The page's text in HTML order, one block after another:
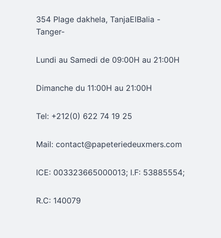
354 Plage dakhela, TanjaElBalia -
Tanger-
Lundi au Samedi de 09:00H au 21:00H
Dimanche du 11:00H au 21:00H
Tel: +212(0) 622 74 19 25
Mail: contact@papeteriedeuxmers.com
ICE: 003323665000013; I.F: 53885554;
R.C: 140079